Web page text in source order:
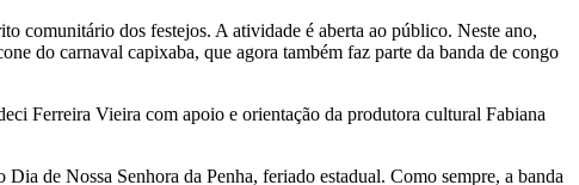
comunitário dos festejos. A atividade é aberta ao público. Neste ano,
do carnaval capixaba, que agora também faz parte da banda de congo
Ferreira Vieira com apoio e orientação da produtora cultural Fabiana
de Nossa Senhora da Penha, feriado estadual. Como sempre, a banda